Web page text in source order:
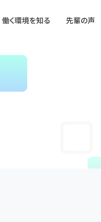
働く環境を知る 先輩の声